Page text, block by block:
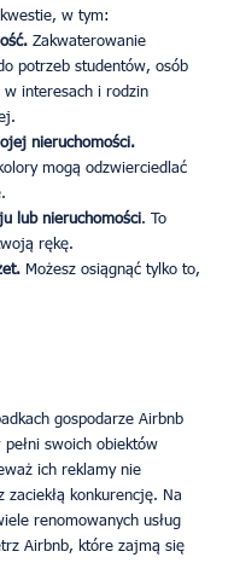
w tym:
Zakwaterowanie
potrzeb studentów, osób
w interesach i rodzin
nieruchomości.
mogą odzwierciedlać
lub nieruchomości. To
rękę.
Możesz osiągnąć tylko to,
gospodarze Airbnb
swoich obiektów
ich reklamy nie
konkurencję. Na
renomowanych usług
Airbnb, które zajmą się